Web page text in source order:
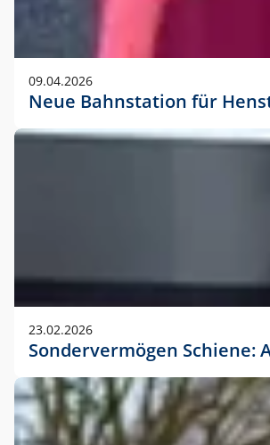
09.04.2026
Neue Bahnstation für
23.02.2026
Sondervermögen Schiene: